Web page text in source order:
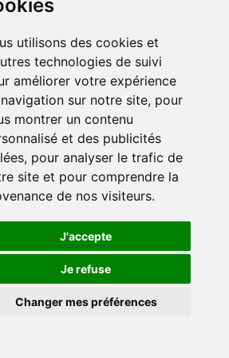
utilisons des cookies et
technologies de suivi
améliorer votre expérience
sur notre site, pour
montrer un contenu
et des publicités
pour analyser le trafic de
site et pour comprendre la
de nos visiteurs.
J'accepte
Je refuse
Changer mes préférences
information)